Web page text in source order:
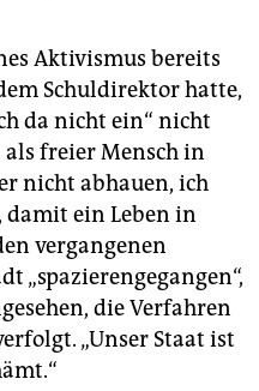
Aktivismus bereits
Schuldirektor hatte,
da nicht ein“ nicht
freier Mensch in
nicht abhauen, ich
ein Leben in
vergangenen
„spazierengegangen“,
die Verfahren
„Unser Staat ist